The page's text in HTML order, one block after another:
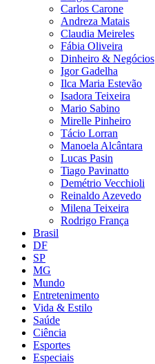
Carlos Carone
Andreza Matais
Claudia Meireles
Fábia Oliveira
Dinheiro & Negócios
Igor Gadelha
Ilca Maria Estevão
Isadora Teixeira
Mario Sabino
Mirelle Pinheiro
Tácio Lorran
Manoela Alcântara
Lucas Pasin
Tiago Pavinatto
Demétrio Vecchioli
Reinaldo Azevedo
Milena Teixeira
Rodrigo França
Brasil
DF
SP
MG
Mundo
Entretenimento
Vida & Estilo
Saúde
Ciência
Esportes
Especiais